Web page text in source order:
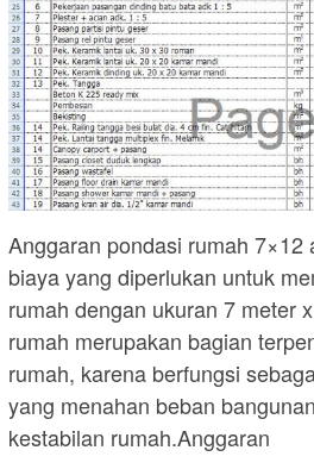
Anggaran pondasi rumah 7×12
biaya yang diperlukan untuk
rumah dengan ukuran 7 meter
rumah merupakan bagian
rumah, karena berfungsi
yang menahan beban
kestabilan rumah.Anggaran